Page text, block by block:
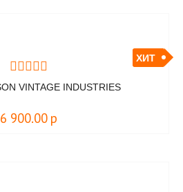
ХИТ
VINTAGE INDUSTRIES
6 900.00 р